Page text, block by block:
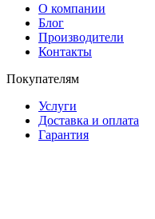
О компании
Блог
Производители
Контакты
Покупателям
Услуги
Доставка и оплата
Гарантия